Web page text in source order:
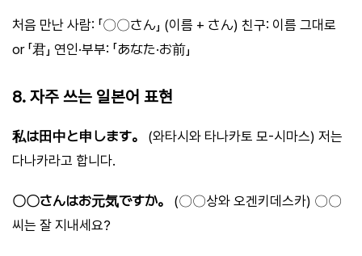
처음 만난 사람: 「〇〇さん」 (이름 + さん) 친구: 이름 그대로
or 「君」 연인·부부: 「あなた·お前」
8. 자주 쓰는 일본어 표현
私は田中と申します。
(와타시와 타나카토 모-시마스) 저는
다나카라고 합니다.
〇〇さんはお元気ですか。
(〇〇상와 오겐키데스카) 〇〇
씨는 잘 지내세요?